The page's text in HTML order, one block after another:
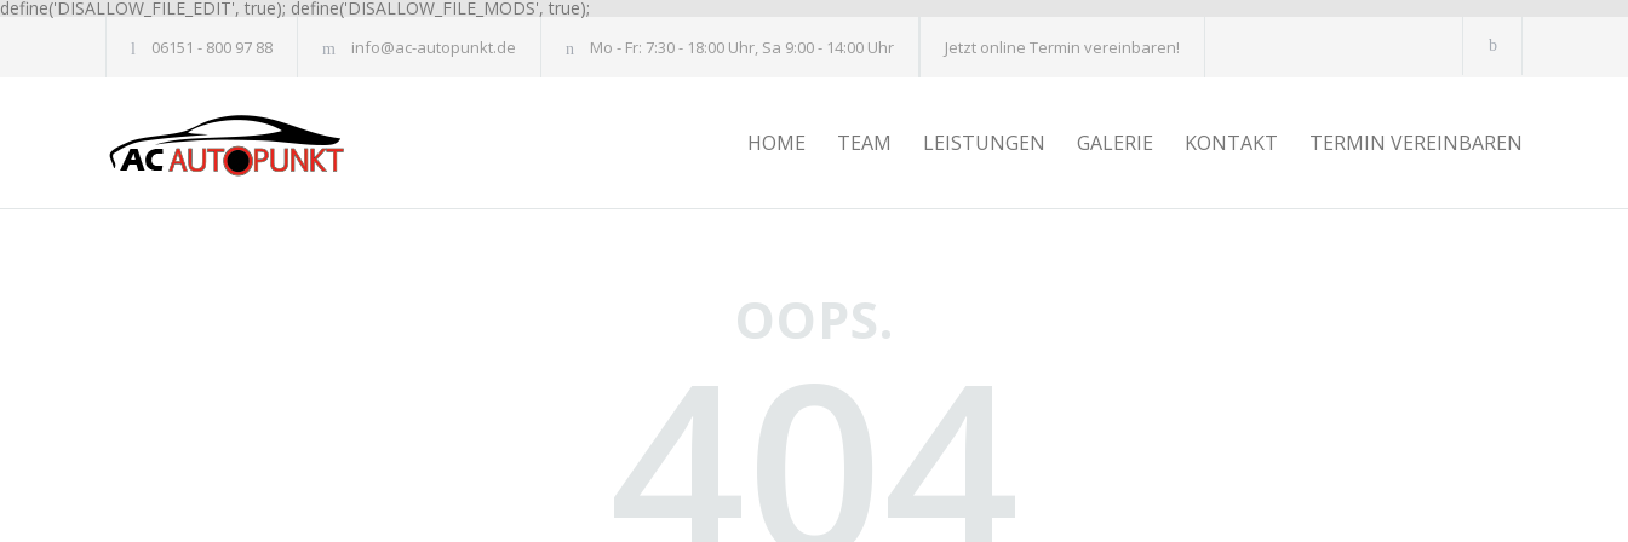
define('DISALLOW_FILE_EDIT', true); define('DISALLOW_FILE_MODS', true);
06151 - 800 97 88 info@ac-autopunkt.de Mo - Fr: 7:30 - 18:00 Uhr, Sa 9:00 - 14:00 Uhr Jetzt online Termin vereinbaren!
HOME TEAM LEISTUNGEN GALERIE KONTAKT TERMIN VEREINBAREN
OOPS.
404